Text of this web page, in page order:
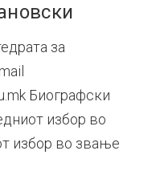
за
Биографски
избор во
избор во звање